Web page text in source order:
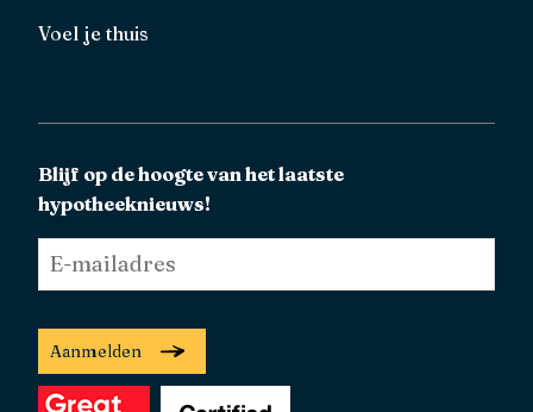
Voel je thuis
Blijf op de hoogte van het laatste
hypotheeknieuws!
E-
mailadres *
Aanmelden